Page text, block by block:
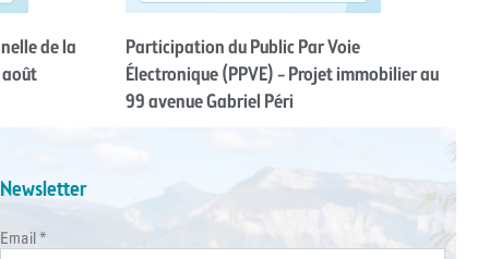
de la
Participation du Public Par Voie
Électronique (PPVE) – Projet immobilier au
99 avenue Gabriel Péri
Newsletter
Email *